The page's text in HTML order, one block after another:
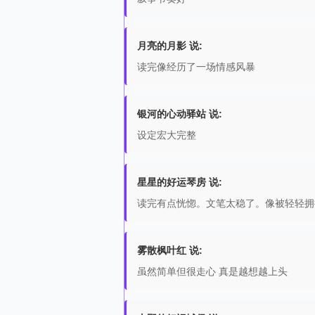
月亮的月影 说:
读完像经历了一场情感风暴
银河的心动驿站 说:
设定宏大完整
星星的好运琴房 说:
读完有点恍惚。文笔太稳了。像被轻轻
雾散枫叶红 说:
虽然简单但很走心 真是越想越上头